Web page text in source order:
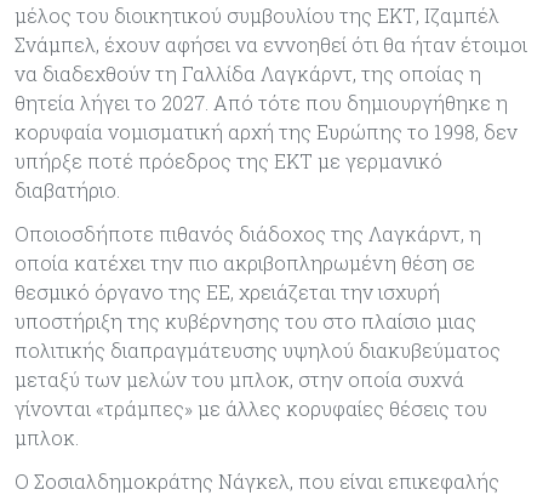
μέλος του διοικητικού συμβουλίου της ΕΚΤ, Ιζαμπέλ
Σνάμπελ, έχουν αφήσει να εννοηθεί ότι θα ήταν έτοιμοι
να διαδεχθούν τη Γαλλίδα Λαγκάρντ, της οποίας η
θητεία λήγει το 2027. Από τότε που δημιουργήθηκε η
κορυφαία νομισματική αρχή της Ευρώπης το 1998, δεν
υπήρξε ποτέ πρόεδρος της ΕΚΤ με γερμανικό
διαβατήριο.
Οποιοσδήποτε πιθανός διάδοχος της Λαγκάρντ, η
οποία κατέχει την πιο ακριβοπληρωμένη θέση σε
θεσμικό όργανο της ΕΕ, χρειάζεται την ισχυρή
υποστήριξη της κυβέρνησης του στο πλαίσιο μιας
πολιτικής διαπραγμάτευσης υψηλού διακυβεύματος
μεταξύ των μελών του μπλοκ, στην οποία συχνά
γίνονται «τράμπες» με άλλες κορυφαίες θέσεις του
μπλοκ.
Ο Σοσιαλδημοκράτης Νάγκελ, που είναι επικεφαλής